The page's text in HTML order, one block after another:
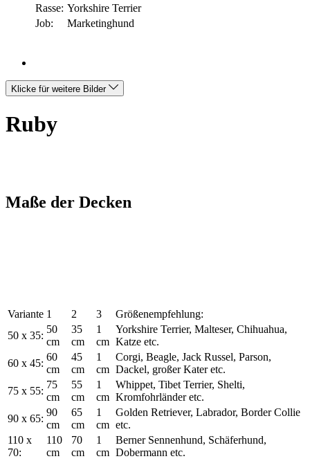
Rasse: Yorkshire Terrier
Job:
Marketinghund
Klicke für weitere Bilder
Ruby
Maße der Decken
Variante 1 2 3
Größenempfehlung:
50 x 35:
50
cm
35
cm
1
cm
Yorkshire Terrier, Malteser, Chihuahua,
Katze etc.
60 x 45:
60
cm
45
cm
1
cm
Corgi, Beagle, Jack Russel, Parson,
Dackel, großer Kater etc.
75 x 55:
75
cm
55
cm
1
cm
Whippet, Tibet Terrier, Shelti,
Kromfohrländer etc.
90 x 65:
90
cm
65
cm
1
cm
Golden Retriever, Labrador, Border Collie
etc.
110 x
70:
110
cm
70
cm
1
cm
Berner Sennenhund, Schäferhund,
Dobermann etc.